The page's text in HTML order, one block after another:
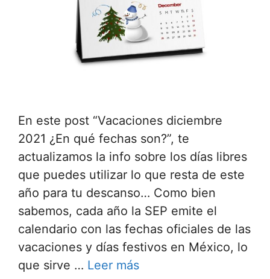
En este post “Vacaciones diciembre
2021 ¿En qué fechas son?”, te
actualizamos la info sobre los días libres
que puedes utilizar lo que resta de este
año para tu descanso… Como bien
sabemos, cada año la SEP emite el
calendario con las fechas oficiales de las
vacaciones y días festivos en México, lo
que sirve … Leer más